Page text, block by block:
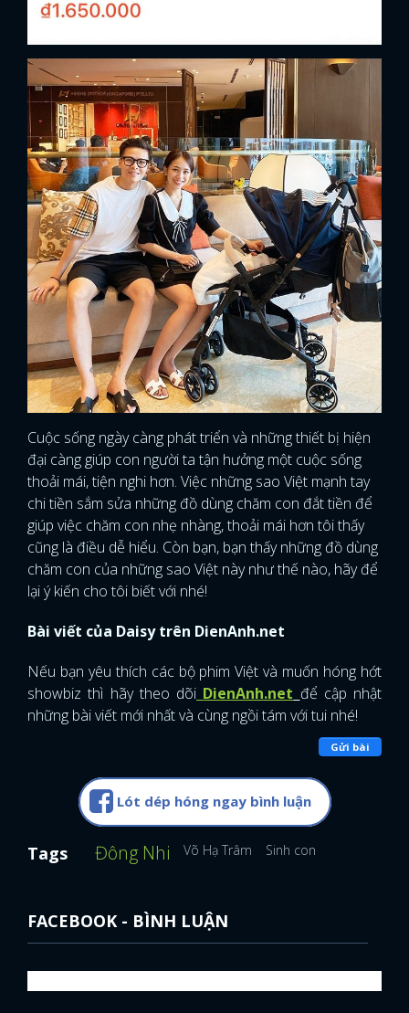
Cuộc sống ngày càng phát triển và những thiết bị hiện
đại càng giúp con người ta tận hưởng một cuộc sống
thoải mái, tiện nghi hơn. Việc những sao Việt mạnh tay
chi tiền sắm sửa những đồ dùng chăm con đắt tiền để
giúp việc chăm con nhẹ nhàng, thoải mái hơn tôi thấy
cũng là điều dễ hiểu. Còn bạn, bạn thấy những đồ dùng
chăm con của những sao Việt này như thế nào, hãy để
lại ý kiến cho tôi biết với nhé!
Bài viết của Daisy trên DienAnh.net
Nếu bạn yêu thích các bộ phim Việt và muốn hóng hớt
showbiz thì hãy theo dõi DienAnh.net để cập nhật
những bài viết mới nhất và cùng ngồi tám với tui nhé!
Gửi bài
Lót dép hóng ngay bình luận
Tags Đông Nhi Võ Hạ Trâm Sinh con
FACEBOOK - BÌNH LUẬN